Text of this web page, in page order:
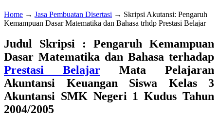
Home → Jasa Pembuatan Disertasi → Skripsi Akutansi: Pengaruh
Kemampuan Dasar Matematika dan Bahasa trhdp Prestasi Belajar
Judul Skripsi : Pengaruh Kemampuan
Dasar Matematika dan Bahasa terhadap
Prestasi Belajar Mata Pelajaran
Akuntansi Keuangan Siswa Kelas 3
Akuntansi SMK Negeri 1 Kudus Tahun
2004/2005